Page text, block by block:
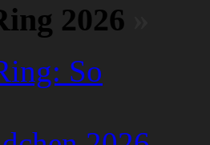
2026